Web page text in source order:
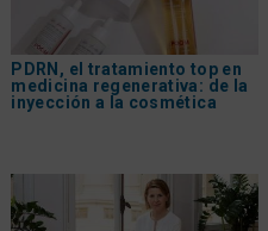
PDRN, el tratamiento top en
medicina regenerativa: de la
inyección a la cosmética